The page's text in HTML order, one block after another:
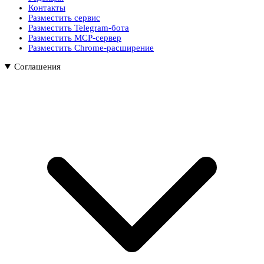
Контакты
Разместить сервис
Разместить Telegram-бота
Разместить MCP-сервер
Разместить Chrome-расширение
Соглашения